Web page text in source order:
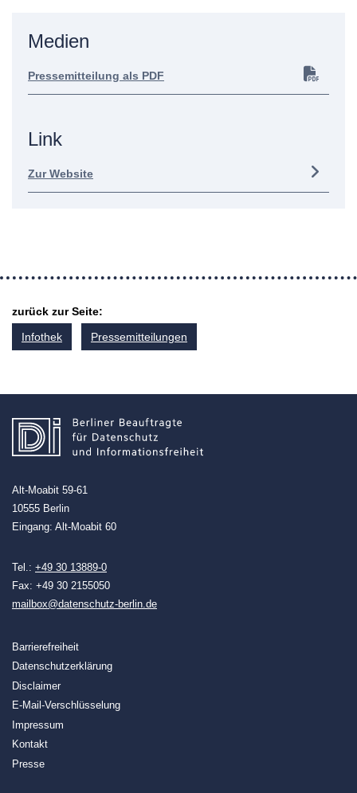
Medien
Pressemitteilung als PDF
Link
Zur Website
zurück zur Seite:
Infothek
Pressemitteilungen
Alt-Moabit 59-61
10555 Berlin
Eingang: Alt-Moabit 60
Tel.: +49 30 13889-0
Fax: +49 30 2155050
mailbox@datenschutz-berlin.de
Barrierefreiheit
Datenschutzerklärung
Disclaimer
E-Mail-Verschlüsselung
Impressum
Kontakt
Presse